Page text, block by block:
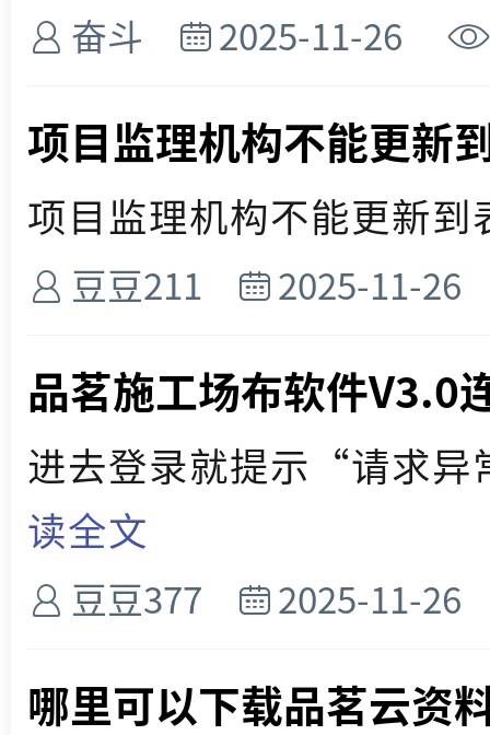
奋斗 2025-11-26
项目监理机构不能更新
项目监理机构不能更新到
豆豆211 2025-11-26
品茗施工场布软件V3.0
进去登录就提示“请求
读全文
豆豆377 2025-11-26
哪里可以下载品茗云资